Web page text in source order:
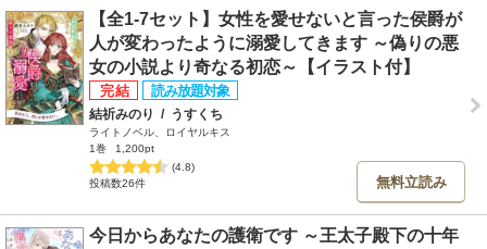
【全1-7セット】女性を愛せないと言った侯爵が
人が変わったように溺愛してきます ～偽りの悪
女の小説より奇なる初恋～【イラスト付】
結祈みのり / うすくち
ライトノベル、ロイヤルキス
1巻
1,200pt
(4.8)
投稿数26件
無料立読み
今日からあなたの護衛です ～王太子殿下の十年